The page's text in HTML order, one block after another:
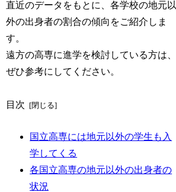
直近のデータをもとに、各学校の地元以
外の出身者の割合の傾向をご紹介しま
す。
遠方の高専に進学を検討している方は、
ぜひ参考にしてください。
目次
国立高専には地元以外の学生も入
学してくる
各国立高専の地元以外の出身者の
状況